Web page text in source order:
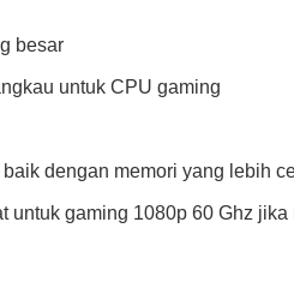
besar
untuk CPU gaming
dengan memori yang lebih
untuk gaming 1080p 60 Ghz